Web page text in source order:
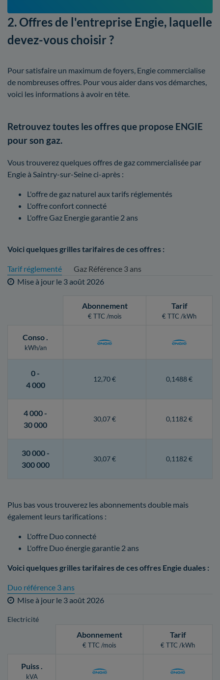
2. Offres de l'entreprise Engie, laquelle
devez-vous choisir ?
Pour satisfaire un maximum de foyers, Engie commercialise
de nombreuses offres. Pour vous aider dans vos démarches,
voici les informations à avoir en tête.
Retrouvez toutes les offres que propose ENGIE
pour son gaz.
Vous trouverez quelques offres de gaz commercialisée par
Engie à Saintry-sur-Seine ci-après :
L'offre de gaz naturel aux tarifs réglementés
L'offre confort connecté
L'offre Gaz Energie garantie 2 ans
Voici quelques grilles tarifaires de ces offres :
Tarif réglementé
Gaz Référence 3 ans
Mise à jour le 3 août 2026
Abonnement
€ TTC /mois
Tarif
€ TTC /kWh
Conso.
kWh/an
0 -
4 000
12,70 € 0,1488 €
4 000 -
30 000
30,07 € 0,1182 €
30 000 -
300 000
30,07 € 0,1182 €
Plus bas vous trouverez les abonnements double mais
également leurs tarifications :
L'offre Duo connecté
L'offre Duo énergie garantie 2 ans
Voici quelques grilles tarifaires de ces offres Engie duales :
Duo référence 3 ans
Mise à jour le 3 août 2026
Electricité
Abonnement
€ TTC /mois
Tarif
€ TTC /kWh
Puiss.
kVA